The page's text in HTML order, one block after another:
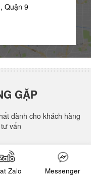
Quận 9
GẶP
dành cho khách hàng
vấn
trường hợp
Zalo Messenger